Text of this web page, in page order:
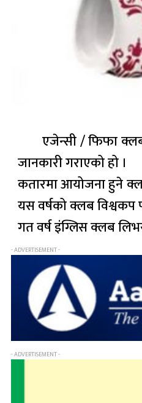
एजेन्सी / फिफा
जानकारी गराएको हो ।
कतारमा आयोजना हुने
यस वर्षको क्लब विश्वकप
गत वर्ष इंग्लिस क्लब
- ADVERTISEMENT -
- ADVERTISEMENT -